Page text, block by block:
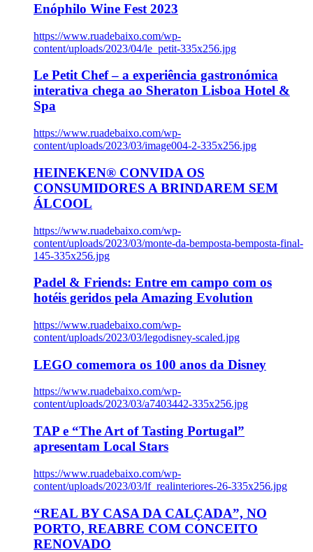
Enóphilo Wine Fest 2023
https://www.ruadebaixo.com/wp-
content/uploads/2023/04/le_petit-335x256.jpg
Le Petit Chef – a experiência gastronómica
interativa chega ao Sheraton Lisboa Hotel &
Spa
https://www.ruadebaixo.com/wp-
content/uploads/2023/03/image004-2-335x256.jpg
HEINEKEN® CONVIDA OS
CONSUMIDORES A BRINDAREM SEM
ÁLCOOL
https://www.ruadebaixo.com/wp-
content/uploads/2023/03/monte-da-bemposta-bemposta-final-
145-335x256.jpg
Padel & Friends: Entre em campo com os
hotéis geridos pela Amazing Evolution
https://www.ruadebaixo.com/wp-
content/uploads/2023/03/legodisney-scaled.jpg
LEGO comemora os 100 anos da Disney
https://www.ruadebaixo.com/wp-
content/uploads/2023/03/a7403442-335x256.jpg
TAP e “The Art of Tasting Portugal”
apresentam Local Stars
https://www.ruadebaixo.com/wp-
content/uploads/2023/03/lf_realinteriores-26-335x256.jpg
“REAL BY CASA DA CALÇADA”, NO
PORTO, REABRE COM CONCEITO
RENOVADO